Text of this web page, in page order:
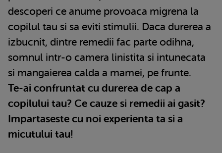
descoperi ce anume provoaca migrena la
copilul tau si sa eviti stimulii. Daca durerea a
izbucnit, dintre remedii fac parte odihna,
somnul intr-o camera linistita si intunecata
si mangaierea calda a mamei, pe frunte.
Te-ai confruntat cu durerea de cap a
copilului tau? Ce cauze si remedii ai gasit?
Impartaseste cu noi experienta ta si a
micutului tau!